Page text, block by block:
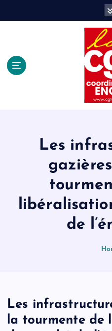
Les
de
Les
la tourmente de